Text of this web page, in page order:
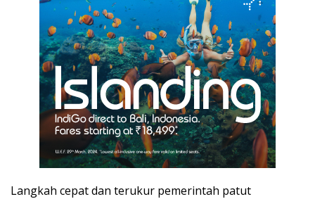
Langkah cepat dan terukur pemerintah patut